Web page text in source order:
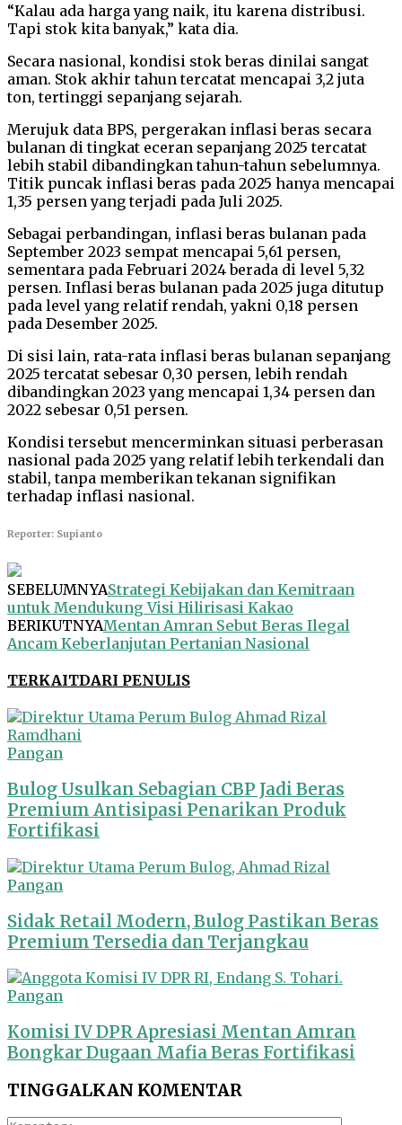
“Kalau ada harga yang naik, itu karena distribusi.
Tapi stok kita banyak,” kata dia.
Secara nasional, kondisi stok beras dinilai sangat
aman. Stok akhir tahun tercatat mencapai 3,2 juta
ton, tertinggi sepanjang sejarah.
Merujuk data BPS, pergerakan inflasi beras secara
bulanan di tingkat eceran sepanjang 2025 tercatat
lebih stabil dibandingkan tahun-tahun sebelumnya.
Titik puncak inflasi beras pada 2025 hanya mencapai
1,35 persen yang terjadi pada Juli 2025.
Sebagai perbandingan, inflasi beras bulanan pada
September 2023 sempat mencapai 5,61 persen,
sementara pada Februari 2024 berada di level 5,32
persen. Inflasi beras bulanan pada 2025 juga ditutup
pada level yang relatif rendah, yakni 0,18 persen
pada Desember 2025.
Di sisi lain, rata-rata inflasi beras bulanan sepanjang
2025 tercatat sebesar 0,30 persen, lebih rendah
dibandingkan 2023 yang mencapai 1,34 persen dan
2022 sebesar 0,51 persen.
Kondisi tersebut mencerminkan situasi perberasan
nasional pada 2025 yang relatif lebih terkendali dan
stabil, tanpa memberikan tekanan signifikan
terhadap inflasi nasional.
Reporter: Supianto
SEBELUMNYAStrategi Kebijakan dan Kemitraan
untuk Mendukung Visi Hilirisasi Kakao
BERIKUTNYAMentan Amran Sebut Beras Ilegal
Ancam Keberlanjutan Pertanian Nasional
TERKAITDARI PENULIS
Pangan
Bulog Usulkan Sebagian CBP Jadi Beras
Premium Antisipasi Penarikan Produk
Fortifikasi
Pangan
Sidak Retail Modern, Bulog Pastikan Beras
Premium Tersedia dan Terjangkau
Pangan
Komisi IV DPR Apresiasi Mentan Amran
Bongkar Dugaan Mafia Beras Fortifikasi
TINGGALKAN KOMENTAR